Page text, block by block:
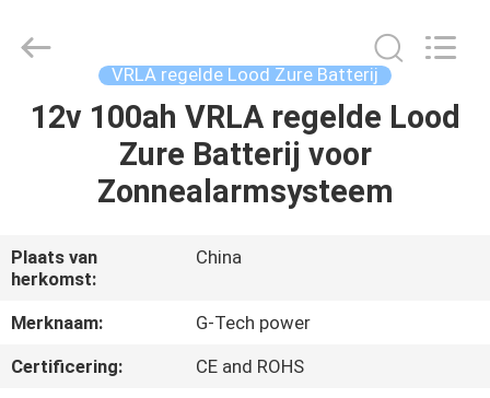
THUIS
PRODUCTEN
OVER
ONS
FABRIEKSTOCHT
POWER
GROUP.
Reserved.
VRLA regelde Lood Zure Batterij
12v 100ah VRLA regelde Lood
Zure Batterij voor
Zonnealarmsysteem
Plaats van
herkomst:
China
Merknaam:
G-Tech power
Certificering:
CE and ROHS